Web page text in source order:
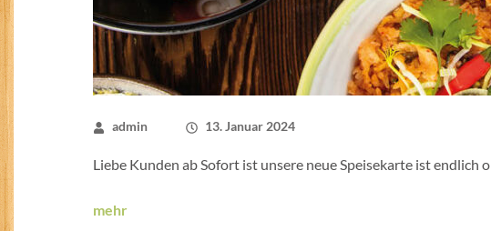
admin 13. Januar 2024
Liebe Kunden ab Sofort ist unsere neue Speisekarte ist
mehr